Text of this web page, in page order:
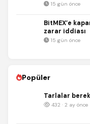
15 gün önce
BitMEX’e
zarar iddiası
15 gün önce
Popüler
Tarlalar
432 · 2 ay önce